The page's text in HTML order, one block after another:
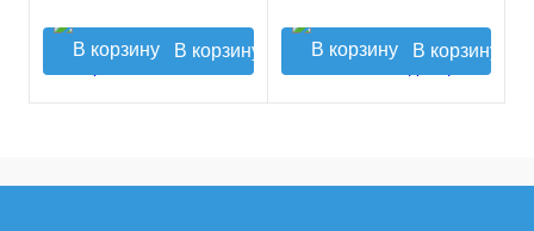
В корзину В корзину